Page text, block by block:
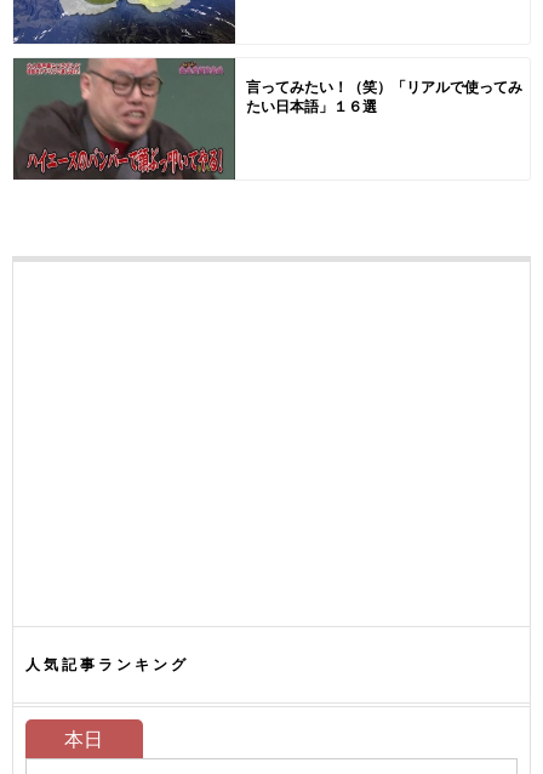
言ってみたい！（笑）「リアルで使ってみ
たい日本語」１６選
人気記事ランキング
本日